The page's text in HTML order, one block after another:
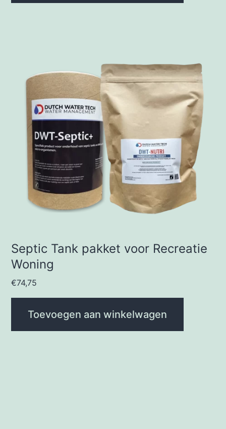
Septic Tank pakket voor Recreatie
Woning
€74,75
Toevoegen aan winkelwagen